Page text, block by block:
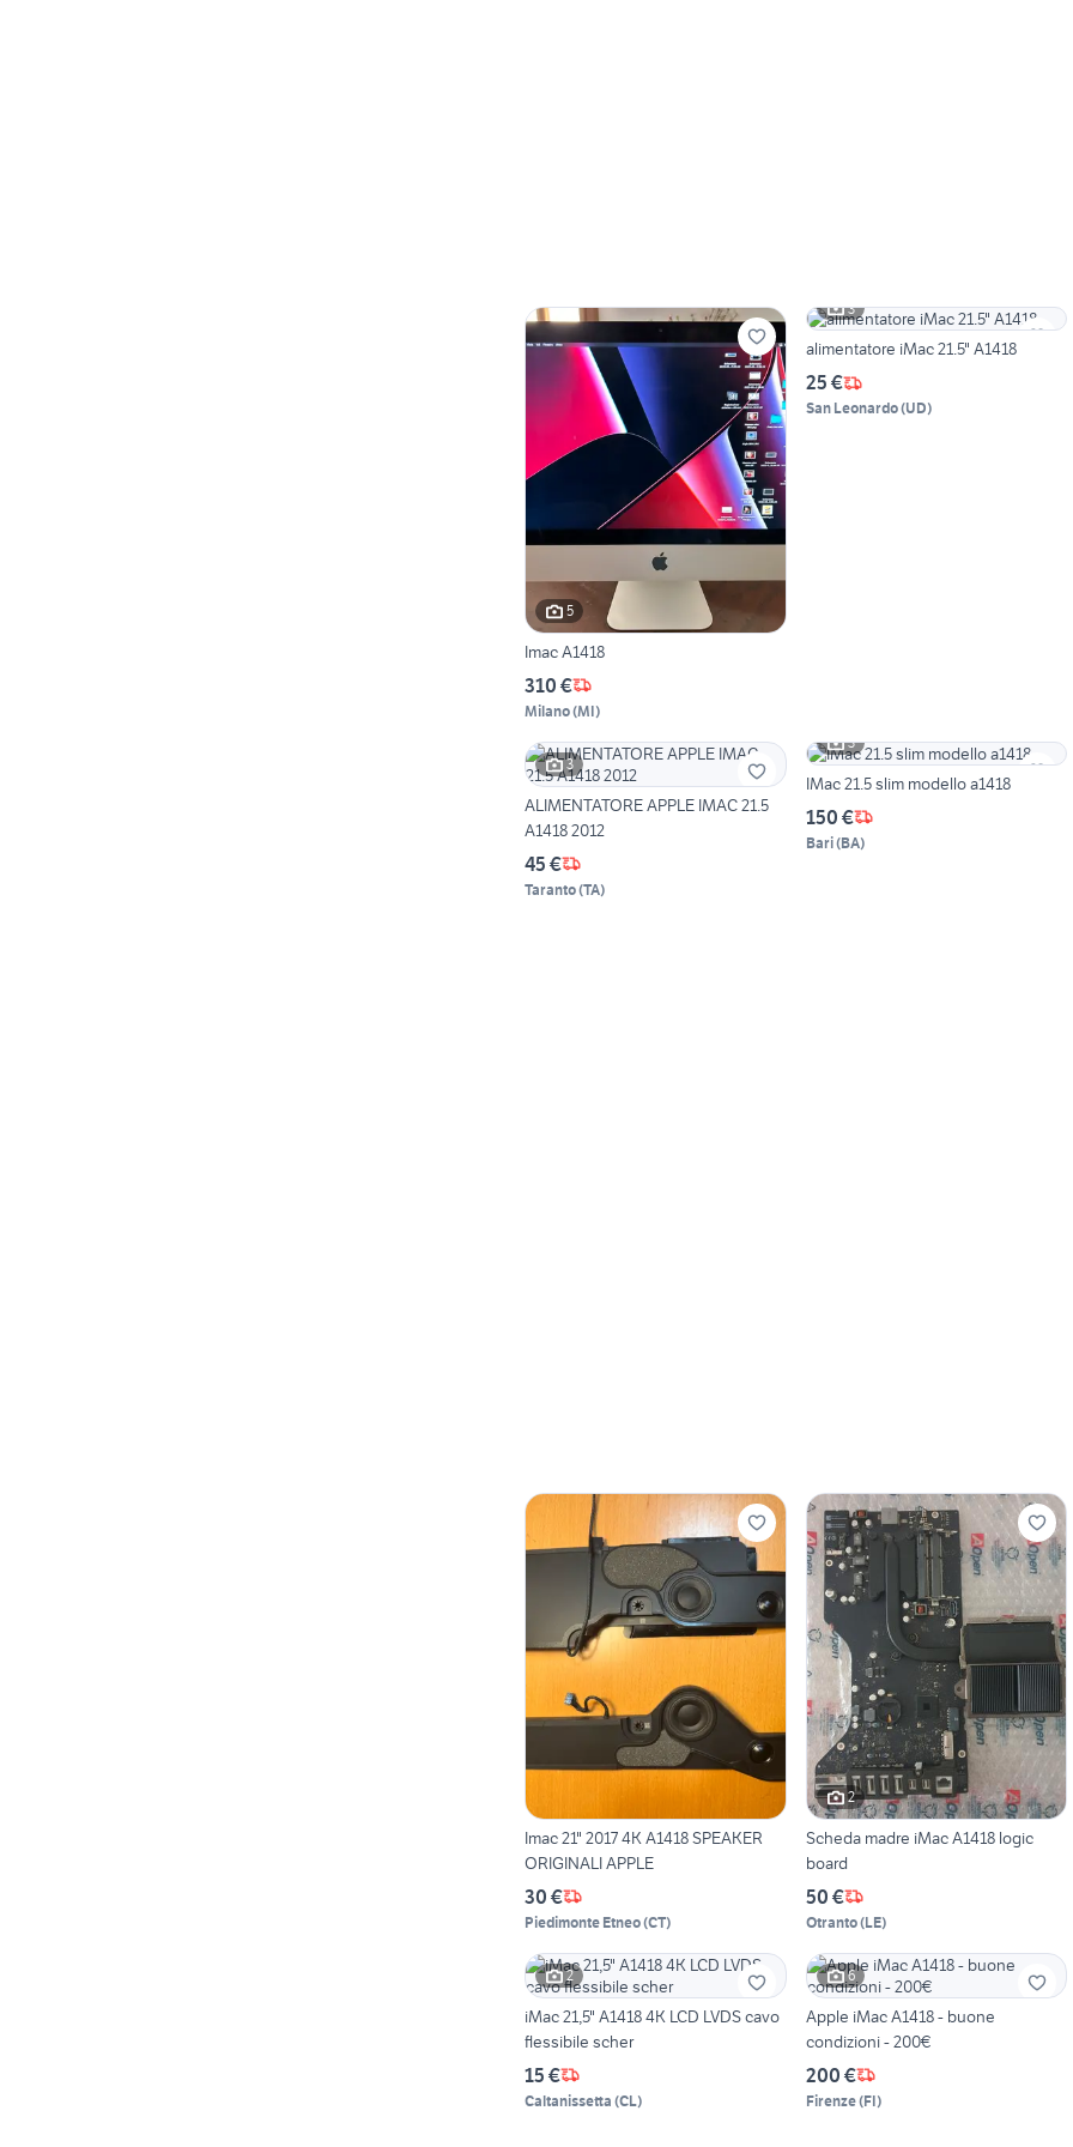
5
Imac A1418
310 €
Milano(MI)
3
alimentatore iMac 21.5" A1418
25 €
San Leonardo(UD)
3
ALIMENTATORE APPLE IMAC 21.5
A1418 2012
45 €
Taranto(TA)
3
IMac 21.5 slim modello a1418
150 €
Bari(BA)
Imac 21" 2017 4K A1418 SPEAKER
ORIGINALI APPLE
30 €
Piedimonte Etneo(CT)
2
Scheda madre iMac A1418 logic
board
50 €
Otranto(LE)
2
iMac 21,5" A1418 4K LCD LVDS cavo
flessibile scher
15 €
Caltanissetta (CL)
6
Apple iMac A1418 - buone
condizioni - 200€
200 €
Firenze(FI)